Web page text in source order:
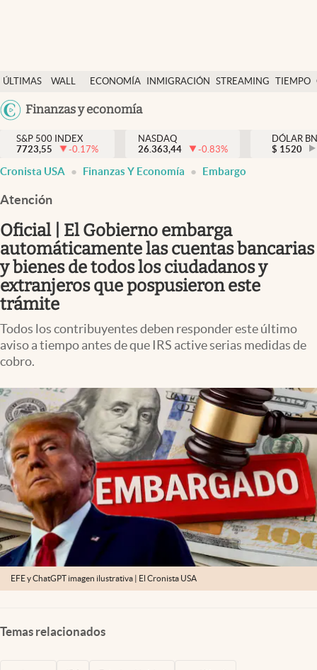
ÚLTIMAS
NOTICIAS
WALL
DÓLAR
ECONOMÍA INMIGRACIÓN STREAMING TIEMPO
México
Finanzas y economía
Finanzas y economía
Wall Street y dólar
Inmigración
Espiritual
Streaming
PC y mobile
Lifestyle
S&P 500 INDEX
7723,55
-0.17%
NASDAQ
26.363,44
-0.83%
DÓLAR
$ 1520
Cronista USA Finanzas Y Economía Embargo
Atención
Oficial | El Gobierno embarga
automáticamente las cuentas bancarias
y bienes de todos los ciudadanos y
extranjeros que pospusieron este
trámite
Todos los contribuyentes deben responder este último
aviso a tiempo antes de que IRS active serias medidas de
cobro.
EFE y ChatGPT imagen ilustrativa | El Cronista USA
Temas relacionados